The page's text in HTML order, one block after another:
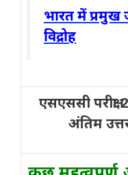
भारत में
विद्रोह
एसएससी
अंतिम